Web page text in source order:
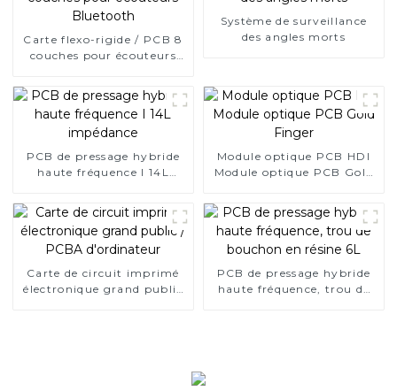
Carte flexo-rigide / PCB 8
couches pour écouteurs
Système de surveillance
des angles morts
PCB de pressage hybride
haute fréquence I 14L
Module optique PCB HDI
Module optique PCB Gold
Carte de circuit imprimé
électronique grand public
PCB de pressage hybride
haute fréquence, trou de